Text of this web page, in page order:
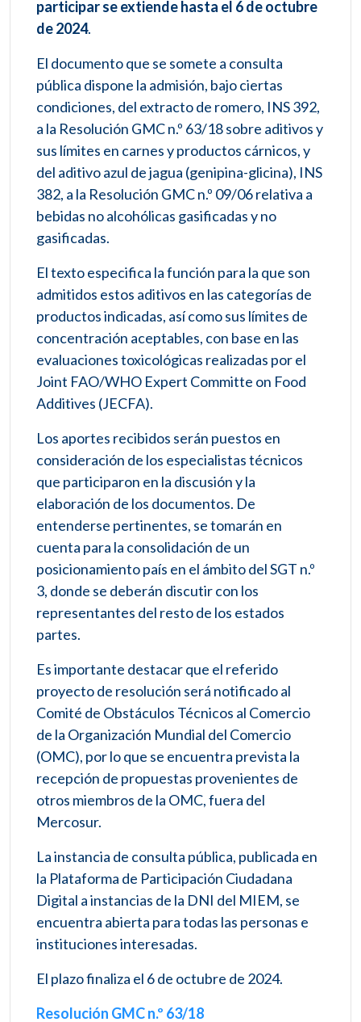
participar se extiende hasta el 6 de octubre
de 2024.
El documento que se somete a consulta
pública dispone la admisión, bajo ciertas
condiciones, del extracto de romero, INS 392,
a la Resolución GMC n.º 63/18 sobre aditivos y
sus límites en carnes y productos cárnicos, y
del aditivo azul de jagua (genipina-glicina), INS
382, a la Resolución GMC n.º 09/06 relativa a
bebidas no alcohólicas gasificadas y no
gasificadas.
El texto especifica la función para la que son
admitidos estos aditivos en las categorías de
productos indicadas, así como sus límites de
concentración aceptables, con base en las
evaluaciones toxicológicas realizadas por el
Joint FAO/WHO Expert Committe on Food
Additives (JECFA).
Los aportes recibidos serán puestos en
consideración de los especialistas técnicos
que participaron en la discusión y la
elaboración de los documentos. De
entenderse pertinentes, se tomarán en
cuenta para la consolidación de un
posicionamiento país en el ámbito del SGT n.º
3, donde se deberán discutir con los
representantes del resto de los estados
partes.
Es importante destacar que el referido
proyecto de resolución será notificado al
Comité de Obstáculos Técnicos al Comercio
de la Organización Mundial del Comercio
(OMC), por lo que se encuentra prevista la
recepción de propuestas provenientes de
otros miembros de la OMC, fuera del
Mercosur.
La instancia de consulta pública, publicada en
la Plataforma de Participación Ciudadana
Digital a instancias de la DNI del MIEM, se
encuentra abierta para todas las personas e
instituciones interesadas.
El plazo finaliza el 6 de octubre de 2024.
Resolución GMC n.º 63/18